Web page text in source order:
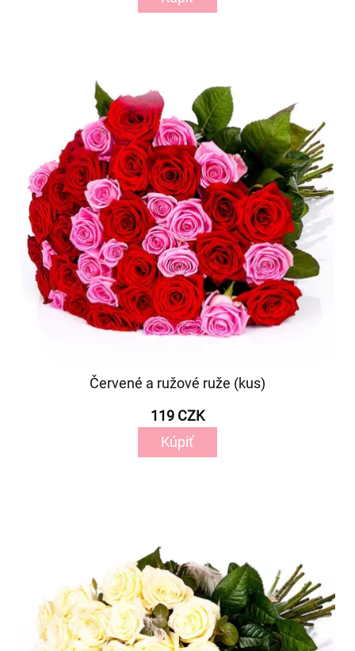
Červené a ružové ruže (kus)
119 CZK
Kúpiť